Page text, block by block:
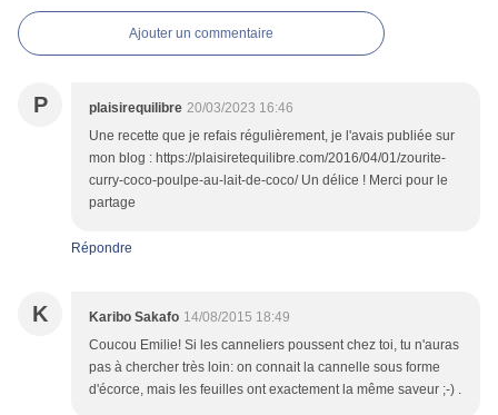
Ajouter un commentaire
P plaisirequilibre 20/03/2023 16:46
Une recette que je refais régulièrement, je l'avais publiée sur
mon blog : https://plaisiretequilibre.com/2016/04/01/zourite-
curry-coco-poulpe-au-lait-de-coco/ Un délice ! Merci pour le
partage
Répondre
K Karibo Sakafo 14/08/2015 18:49
Coucou Emilie! Si les canneliers poussent chez toi, tu n'auras
pas à chercher très loin: on connait la cannelle sous forme
d'écorce, mais les feuilles ont exactement la même saveur ;-) .